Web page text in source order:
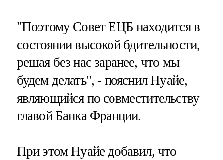
"Поэтому Совет ЕЦБ находится в
состоянии высокой бдительности,
решая без нас заранее, что мы
будем делать", - пояснил Нуайе,
являющийся по совместительству
главой Банка Франции.
При этом Нуайе добавил, что